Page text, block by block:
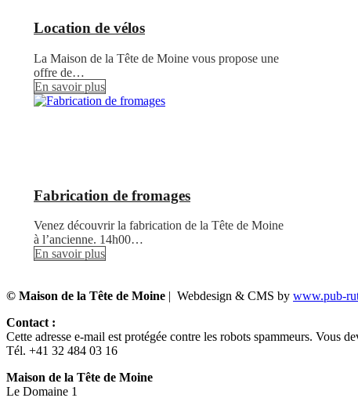
Location de vélos
La Maison de la Tête de Moine vous propose une
offre de…
En savoir plus
Fabrication de fromages
Venez découvrir la fabrication de la Tête de Moine
à l’ancienne. 14h00…
En savoir plus
© Maison de la Tête de Moine | Webdesign & CMS by www.pub-
Contact :
Cette adresse e-mail est protégée contre les robots spammeurs. Vous
Tél. +41 32 484 03 16
Maison de la Tête de Moine
Le Domaine 1